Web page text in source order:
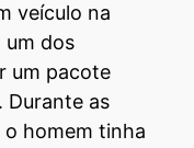
veículo na
um dos
um pacote
Durante as
o homem tinha